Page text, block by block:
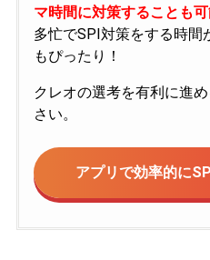
マ時間に対策することも可
多忙でSPI対策をする時間
もぴったり！
クレオの選考を有利に進
さい。
アプリで効率的に